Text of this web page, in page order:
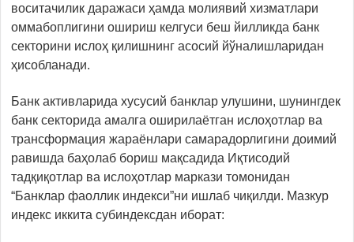
воситачилик даражаси ҳамда молиявий хизматлари
оммабоплигини ошириш келгуси беш йилликда банк
секторини ислоҳ қилишнинг асосий йўналишларидан
ҳисобланади.
Банк активларида хусусий банклар улушини, шунингдек
банк секторида амалга оширилаётган ислоҳотлар ва
трансформация жараёнлари самарадорлигини доимий
равишда баҳолаб бориш мақсадида Иқтисодий
тадқиқотлар ва ислоҳотлар маркази томонидан
“Банклар фаоллик индекси”ни ишлаб чиқилди. Мазкур
индекс иккита субиндексдан иборат: